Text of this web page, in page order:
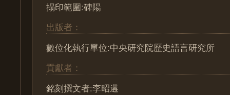
搨印範圍:碑陽
出版者：
數位化執行單位:中央研究院歷史語言研究所
貢獻者：
銘刻撰文者:李昭遘